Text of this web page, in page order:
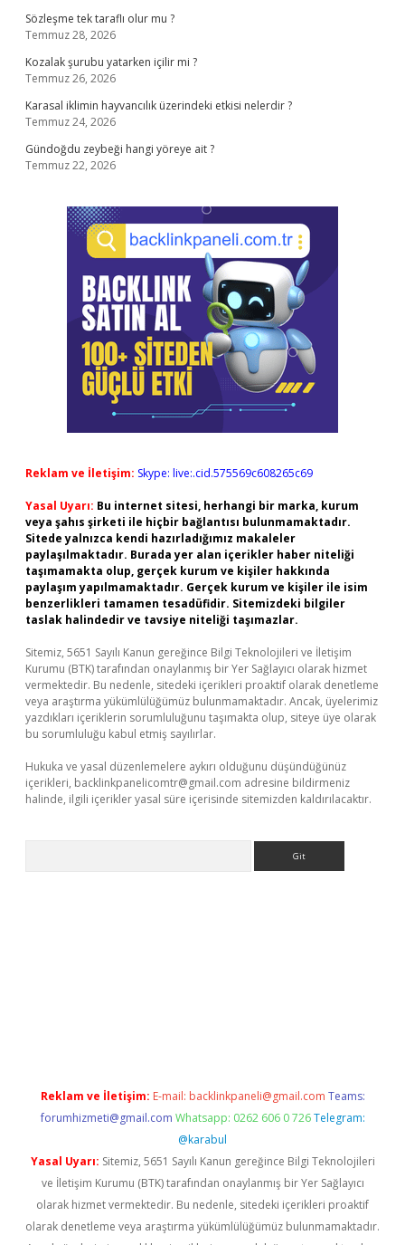
Sözleşme tek taraflı olur mu ?
Temmuz 28, 2026
Kozalak şurubu yatarken içilir mi ?
Temmuz 26, 2026
Karasal iklimin hayvancılık üzerindeki etkisi nelerdir ?
Temmuz 24, 2026
Gündoğdu zeybeği hangi yöreye ait ?
Temmuz 22, 2026
Reklam ve İletişim: Skype: live:.cid.575569c608265c69
Yasal Uyarı: Bu internet sitesi, herhangi bir marka, kurum
veya şahıs şirketi ile hiçbir bağlantısı bulunmamaktadır.
Sitede yalnızca kendi hazırladığımız makaleler
paylaşılmaktadır. Burada yer alan içerikler haber niteliği
taşımamakta olup, gerçek kurum ve kişiler hakkında
paylaşım yapılmamaktadır. Gerçek kurum ve kişiler ile isim
benzerlikleri tamamen tesadüfidir. Sitemizdeki bilgiler
taslak halindedir ve tavsiye niteliği taşımazlar.
Sitemiz, 5651 Sayılı Kanun gereğince Bilgi Teknolojileri ve İletişim
Kurumu (BTK) tarafından onaylanmış bir Yer Sağlayıcı olarak hizmet
vermektedir. Bu nedenle, sitedeki içerikleri proaktif olarak denetleme
veya araştırma yükümlülüğümüz bulunmamaktadır. Ancak, üyelerimiz
yazdıkları içeriklerin sorumluluğunu taşımakta olup, siteye üye olarak
bu sorumluluğu kabul etmiş sayılırlar.
Hukuka ve yasal düzenlemelere aykırı olduğunu düşündüğünüz
içerikleri, backlinkpanelicomtr@gmail.com adresine bildirmeniz
halinde, ilgili içerikler yasal süre içerisinde sitemizden kaldırılacaktır.
Reklam ve İletişim: E-mail: backlinkpaneli@gmail.com Teams:
forumhizmeti@gmail.com Whatsapp: 0262 606 0 726 Telegram:
@karabul
Yasal Uyarı: Sitemiz, 5651 Sayılı Kanun gereğince Bilgi Teknolojileri
ve İletişim Kurumu (BTK) tarafından onaylanmış bir Yer Sağlayıcı
olarak hizmet vermektedir. Bu nedenle, sitedeki içerikleri proaktif
olarak denetleme veya araştırma yükümlülüğümüz bulunmamaktadır.